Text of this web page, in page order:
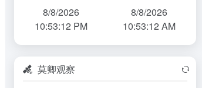
8/8/2026
10:53:13 PM
8/8/2026
10:53:13 AM
莫卿观察